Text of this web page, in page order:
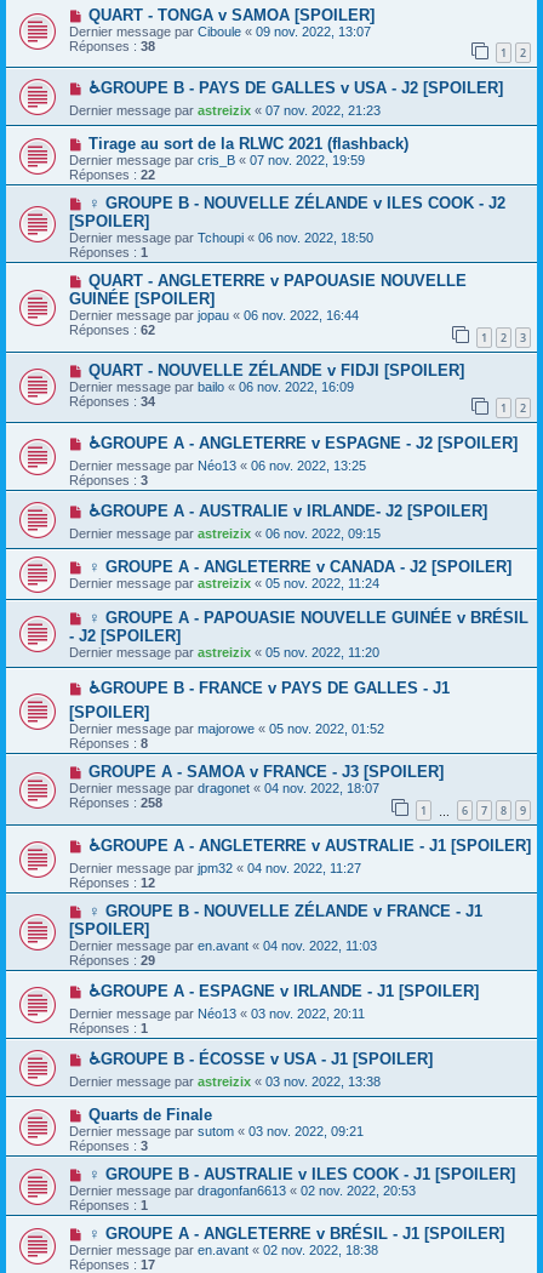
QUART - TONGA v SAMOA [SPOILER]
Dernier message par Ciboule « 09 nov. 2022, 13:07
Réponses : 38 1 2
♿GROUPE B - PAYS DE GALLES v USA - J2 [SPOILER]
Dernier message par astreizix « 07 nov. 2022, 21:23
Tirage au sort de la RLWC 2021 (flashback)
Dernier message par cris_B « 07 nov. 2022, 19:59
Réponses : 22
♀️ GROUPE B - NOUVELLE ZÉLANDE v ILES COOK - J2
[SPOILER]
Dernier message par Tchoupi « 06 nov. 2022, 18:50
Réponses : 1
QUART - ANGLETERRE v PAPOUASIE NOUVELLE
GUINÉE [SPOILER]
Dernier message par jopau « 06 nov. 2022, 16:44
Réponses : 62 1 2 3
QUART - NOUVELLE ZÉLANDE v FIDJI [SPOILER]
Dernier message par bailo « 06 nov. 2022, 16:09
Réponses : 34 1 2
♿GROUPE A - ANGLETERRE v ESPAGNE - J2 [SPOILER]
Dernier message par Néo13 « 06 nov. 2022, 13:25
Réponses : 3
♿GROUPE A - AUSTRALIE v IRLANDE- J2 [SPOILER]
Dernier message par astreizix « 06 nov. 2022, 09:15
♀️ GROUPE A - ANGLETERRE v CANADA - J2 [SPOILER]
Dernier message par astreizix « 05 nov. 2022, 11:24
♀️ GROUPE A - PAPOUASIE NOUVELLE GUINÉE v BRÉSIL
- J2 [SPOILER]
Dernier message par astreizix « 05 nov. 2022, 11:20
♿GROUPE B - FRANCE v PAYS DE GALLES - J1
[SPOILER]
Dernier message par majorowe « 05 nov. 2022, 01:52
Réponses : 8
GROUPE A - SAMOA v FRANCE - J3 [SPOILER]
Dernier message par dragonet « 04 nov. 2022, 18:07
Réponses : 258 1 6 7 8 9
♿GROUPE A - ANGLETERRE v AUSTRALIE - J1 [SPOILER]
Dernier message par jpm32 « 04 nov. 2022, 11:27
Réponses : 12
♀️ GROUPE B - NOUVELLE ZÉLANDE v FRANCE - J1
[SPOILER]
Dernier message par en.avant « 04 nov. 2022, 11:03
Réponses : 29
♿GROUPE A - ESPAGNE v IRLANDE - J1 [SPOILER]
Dernier message par Néo13 « 03 nov. 2022, 20:11
Réponses : 1
♿GROUPE B - ÉCOSSE v USA - J1 [SPOILER]
Dernier message par astreizix « 03 nov. 2022, 13:38
Quarts de Finale
Dernier message par sutom « 03 nov. 2022, 09:21
Réponses : 3
♀️ GROUPE B - AUSTRALIE v ILES COOK - J1 [SPOILER]
Dernier message par dragonfan6613 « 02 nov. 2022, 20:53
Réponses : 1
♀️ GROUPE A - ANGLETERRE v BRÉSIL - J1 [SPOILER]
Dernier message par en.avant « 02 nov. 2022, 18:38
Réponses : 17